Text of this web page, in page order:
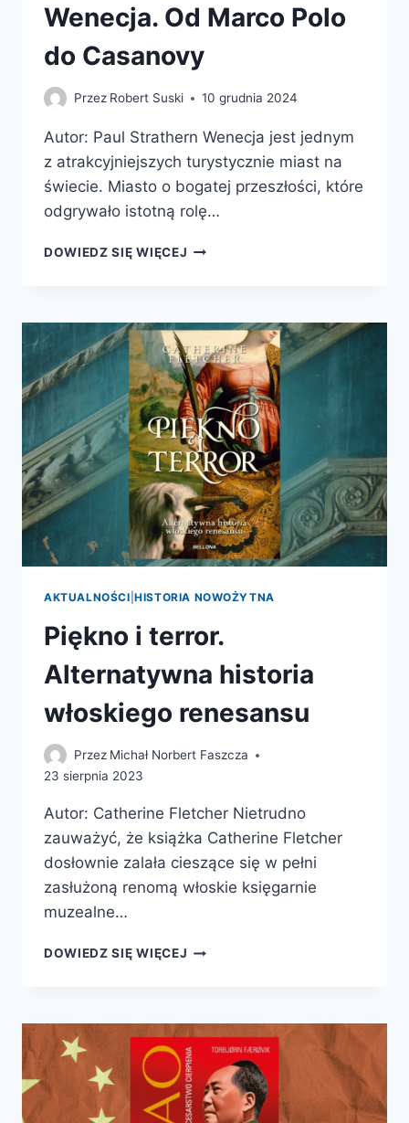
Wenecja. Od Marco Polo
do Casanovy
Przez Robert Suski 10 grudnia 2024
Autor: Paul Strathern Wenecja jest jednym
z atrakcyjniejszych turystycznie miast na
świecie. Miasto o bogatej przeszłości, które
odgrywało istotną rolę…
DOWIEDZ SIĘ WIĘCEJ WENECJA.
DO
CASANOVY
AKTUALNOŚCI |HISTORIA NOWOŻYTNA
Piękno i terror.
Alternatywna historia
włoskiego renesansu
Przez Michał Norbert Faszcza
23 sierpnia 2023
Autor: Catherine Fletcher Nietrudno
zauważyć, że książka Catherine Fletcher
dosłownie zalała cieszące się w pełni
zasłużoną renomą włoskie księgarnie
muzealne…
DOWIEDZ SIĘ WIĘCEJ PIĘKNO
HISTORIA
WŁOSKIEGO
RENESANSU